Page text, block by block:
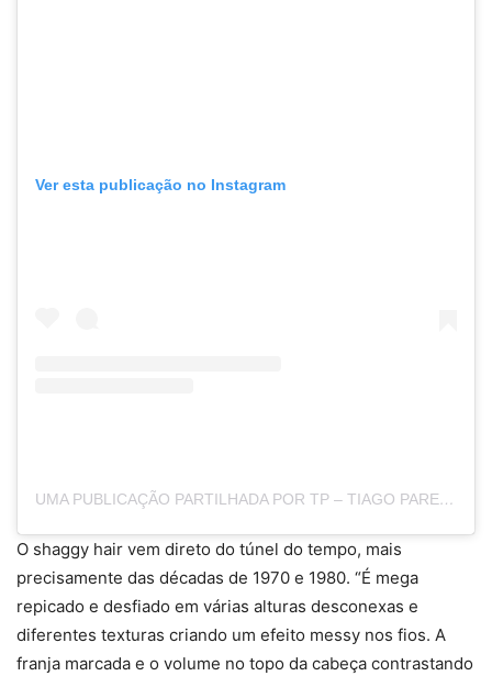
Ver esta publicação no Instagram
UMA PUBLICAÇÃO PARTILHADA POR TP – TIAGO PARENTE (@TIPARENTE)
O shaggy hair vem direto do túnel do tempo, mais
precisamente das décadas de 1970 e 1980. “É mega
repicado e desfiado em várias alturas desconexas e
diferentes texturas criando um efeito messy nos fios. A
franja marcada e o volume no topo da cabeça contrastando